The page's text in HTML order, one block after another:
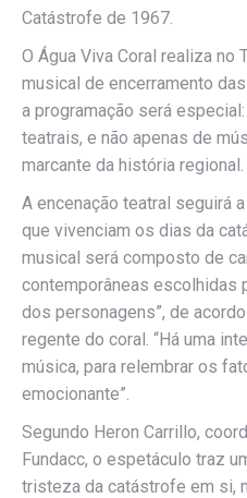
Catástrofe de 1967.
O Água Viva Coral realiza no
musical de encerramento
a programação será
teatrais, e não apenas de
marcante da história regional.
A encenação teatral seguirá
que vivenciam os dias da
musical será composto de
contemporâneas escolhidas
dos personagens”, de
regente do coral. “Há uma
música, para relembrar os
emocionante”.
Segundo Heron Carrillo,
Fundacc, o espetáculo traz
tristeza da catástrofe em si,